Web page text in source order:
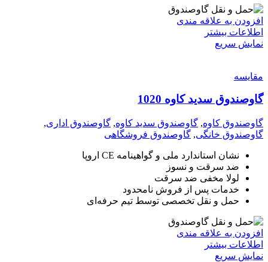
افزودن به علاقه مندی
اطلاعات بیشتر
نمایش سریع
مقايسه
گاوصندوق سدید کاوه 1020
گاوصندوق کاوه, گاوصندوق سدید کاوه, گاوصندوق اداری,
گاوصندوق خانگی, گاوصندوق فروشگاهی
نشان استاندارد ملی و گواهینامه CE اروپا
ضد سرقت و نسوز
لولا مخفی ضد سرقت
خدمات پس از فروش نامحدود
حمل و نقل تخصصی توسط تیم حرفه‌ای
افزودن به علاقه مندی
اطلاعات بیشتر
نمایش سریع